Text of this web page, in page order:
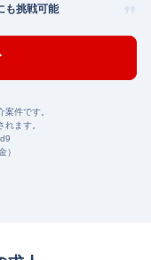
も挑戦可能
件です。
ます。
）